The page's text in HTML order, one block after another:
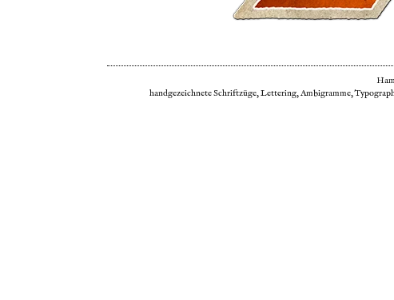
handgezeichnete Schriftzüge, Lettering, Ambigramme,